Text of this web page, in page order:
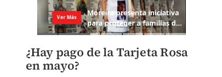
¿Hay pago de la Tarjeta Rosa
en mayo?